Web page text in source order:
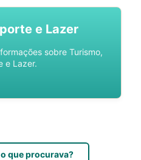
e Lazer
sobre Turismo,
e Lazer.
que procurava?